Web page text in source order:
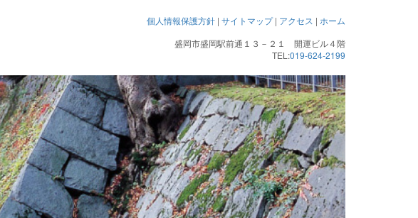
個人情報保護方針 | サイトマップ| アクセス | ホーム
盛岡市盛岡駅前通１３－２１ 開運ビル４階
TEL:019-624-2199